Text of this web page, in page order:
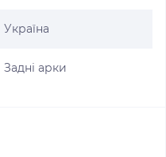
Україна
Задні арки